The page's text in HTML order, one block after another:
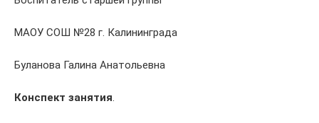
МАОУ СОШ №28 г. Калининграда
Буланова Галина Анатольевна
Конспект занятия.